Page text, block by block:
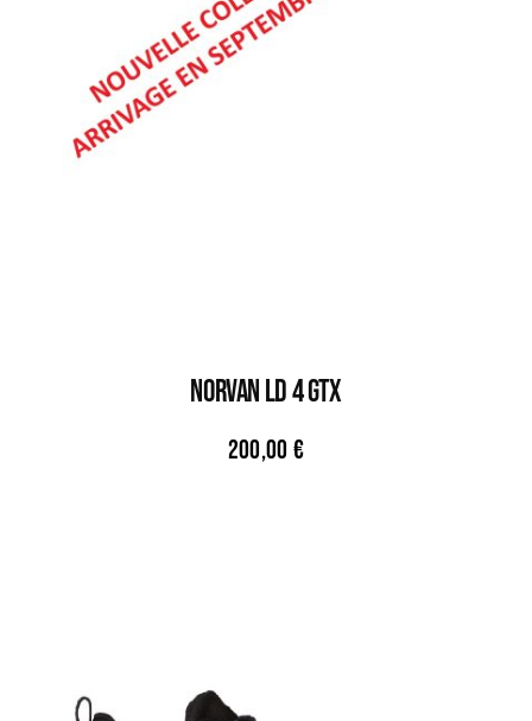
NORVAN LD 4 GTX
200,00 €